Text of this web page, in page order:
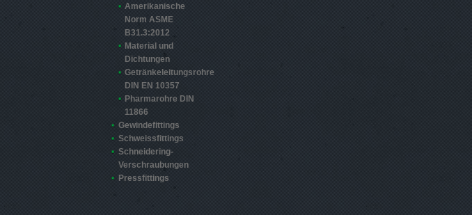
Amerikanische
Norm ASME
B31.3:2012
Material und
Dichtungen
Getränkeleitungsrohre
DIN EN 10357
Pharmarohre DIN
11866
Gewindefittings
Schweissfittings
Schneidering-
Verschraubungen
Pressfittings